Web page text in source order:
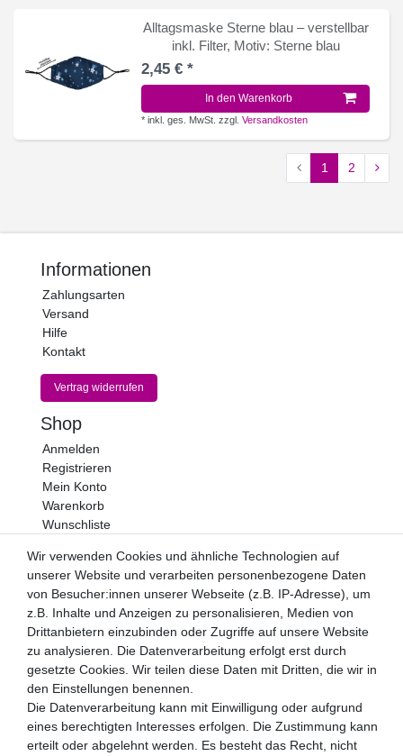
Alltagsmaske Sterne blau – verstellbar
inkl. Filter, Motiv: Sterne blau
2,45 € *
In den Warenkorb
*inkl. ges. MwSt. zzgl.Versandkosten
1 2
Informationen
Zahlungsarten
Versand
Hilfe
Kontakt
Vertrag widerrufen
Shop
Anmelden
Registrieren
Mein Konto
Warenkorb
Wunschliste
Newsletter
Newsletter
Honig
Hiermit bestätige ich, dass ich dieDaten­schutz­erklärung
gelesen habe. Meine Einwilligung kann ich jederzeit
widerrufen.**
Abonnieren
** Hierbei handelt es sich um ein Pflichtfeld.
Wir verwenden Cookies und ähnliche Technologien auf
unserer Website und verarbeiten personenbezogene Daten
von Besucher:innen unserer Webseite (z.B. IP-Adresse), um
z.B. Inhalte und Anzeigen zu personalisieren, Medien von
Drittanbietern einzubinden oder Zugriffe auf unsere Website
zu analysieren. Die Datenverarbeitung erfolgt erst durch
gesetzte Cookies. Wir teilen diese Daten mit Dritten, die wir in
den Einstellungen benennen.
Die Datenverarbeitung kann mit Einwilligung oder aufgrund
eines berechtigten Interesses erfolgen. Die Zustimmung kann
erteilt oder abgelehnt werden. Es besteht das Recht, nicht